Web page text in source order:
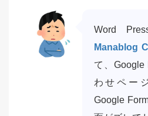
Word
Manablog
て、Google
わせペー
Google